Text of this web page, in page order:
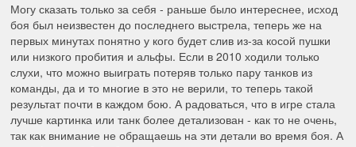
Могу сказать только за себя - раньше было интереснее, исход
боя был неизвестен до последнего выстрела, теперь же на
первых минутах понятно у кого будет слив из-за косой пушки
или низкого пробития и альфы. Если в 2010 ходили только
слухи, что можно выиграть потеряв только пару танков из
команды, да и то многие в это не верили, то теперь такой
результат почти в каждом бою. А радоваться, что в игре стала
лучше картинка или танк более детализован - как то не очень,
так как внимание не обращаешь на эти детали во время боя. А